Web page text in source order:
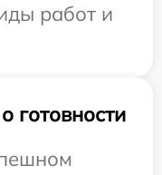
работ и
готовности